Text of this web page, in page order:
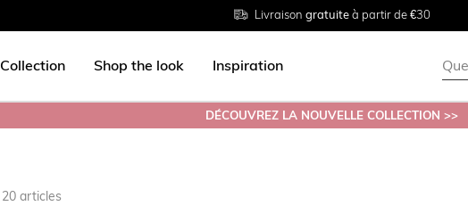
Livraison gratuiteà partir de €30
Tailles du38 au 54
Retourgratuit en magasin
Collection Shop the look Inspiration
DÉCOUVREZ LA NOUVELLE COLLECTION >>
20 articles